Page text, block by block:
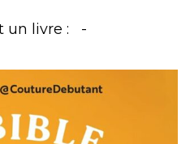
un livre :